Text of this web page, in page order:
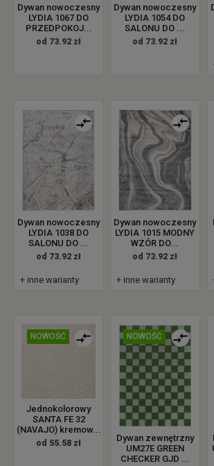
Dywan nowoczesny
LYDIA 1067 DO
PRZEDPOKOJ...
od 73.92 zł
Dywan nowoczesny
LYDIA 1054 DO
SALONU DO ...
od 73.92 zł
Dywan nowoczesny
LYDIA 1038 DO
SALONU DO ...
od 73.92 zł
+ inne warianty
Dywan nowoczesny
LYDIA 1015 MODNY
WZÓR DO...
od 73.92 zł
+ inne warianty
NOWOŚĆ
Jednokolorowy
SANTA FE 32
(NAVAJO) kremow...
od 55.58 zł
NOWOŚĆ
Dywan zewnętrzny
UM27E GREEN
CHECKER GJD ...